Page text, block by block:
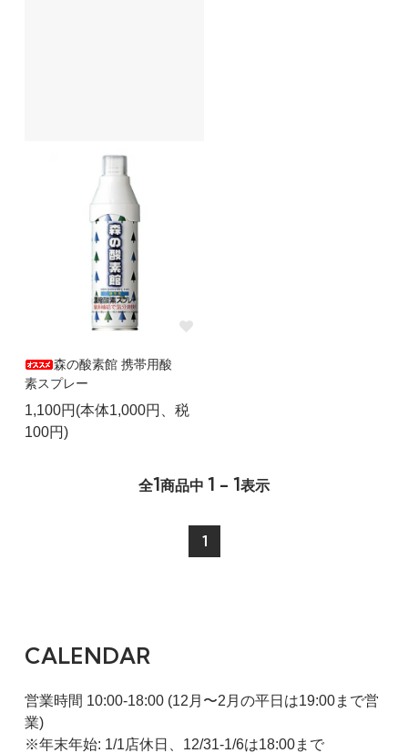
森の酸素館 携帯用酸
素スプレー
1,100円(本体1,000円、税
100円)
全1商品中 1 - 1表示
1
CALENDAR
営業時間 10:00-18:00 (12月〜2月の平日は19:00まで営
業)
※年末年始: 1/1店休日、12/31-1/6は18:00まで